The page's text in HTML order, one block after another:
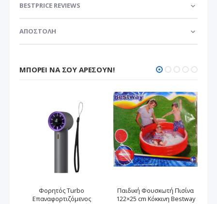
BESTPRICE REVIEWS
ΑΠΟΣΤΟΛΗ
ΜΠΟΡΕΊ ΝΑ ΣΟΥ ΑΡΈΣΟΥΝ!
Φορητός Turbo
Επαναφορτιζόμενος
Παιδική Φουσκωτή Πισίνα
122×25 cm Κόκκινη Bestway